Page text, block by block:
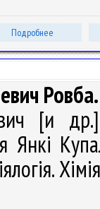
Подробнее
[и др.]
Янкі